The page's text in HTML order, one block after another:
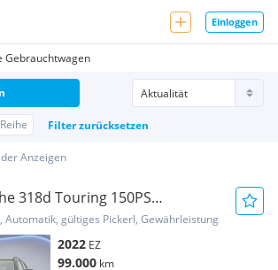
Einloggen
Gebrauchtwagen
Filter zurücksetzen
Anzeigen
318d Touring 150PS
Automatik, gültiges Pickerl, Gewährleistung
2022 EZ
99.000 km